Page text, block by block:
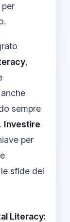
,
sempre
Investire
per
sfide del
Literacy: